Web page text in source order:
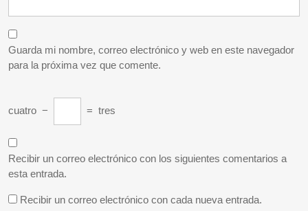
Guarda mi nombre, correo electrónico y web en este navegador
para la próxima vez que comente.
cuatro − = tres
Recibir un correo electrónico con los siguientes comentarios a
esta entrada.
Recibir un correo electrónico con cada nueva entrada.